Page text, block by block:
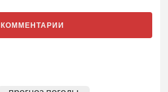
КОММЕНТАРИИ